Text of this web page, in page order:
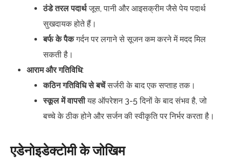
ठंडे तरल पदार्थजूस, पानी और आइसक्रीम जैसे पेय पदार्थ
सुखदायक होते हैं।
बर्फ के पैकगर्दन पर लगाने से सूजन कम करने में मदद मिल
सकती है।
आराम और गतिविधि:
कठिन गतिविधि से बचेंसर्जरी के बाद एक सप्ताह तक।
स्कूल में वापसीयह ऑपरेशन 3-5 दिनों के बाद संभव है, जो
बच्चे के ठीक होने और सर्जन की स्वीकृति पर निर्भर करता है।
एडेनोइडेक्टोमी के जोखिम